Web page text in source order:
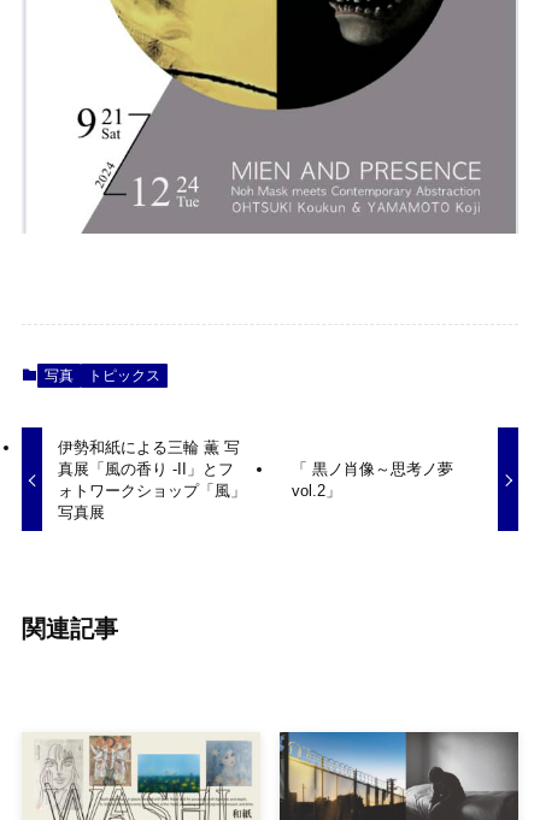
写真 トピックス
伊勢和紙による三輪 薫 写
真展「風の香り -II」とフ
ォトワークショップ「風」
写真展
「 黒ノ肖像～思考ノ夢
vol.2」
関連記事